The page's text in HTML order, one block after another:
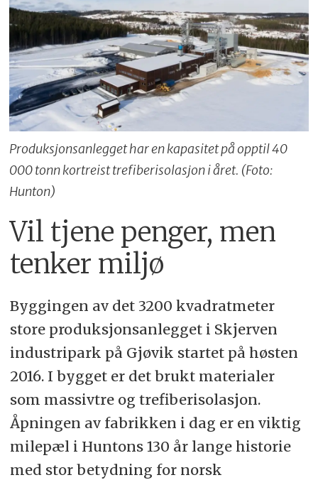
Produksjonsanlegget har en kapasitet på opptil 40
000 tonn kortreist trefiberisolasjon i året. (Foto:
Hunton)
Vil tjene penger, men
tenker miljø
Byggingen av det 3200 kvadratmeter
store produksjonsanlegget i Skjerven
industripark på Gjøvik startet på høsten
2016. I bygget er det brukt materialer
som massivtre og trefiberisolasjon.
Åpningen av fabrikken i dag er en viktig
milepæl i Huntons 130 år lange historie
med stor betydning for norsk